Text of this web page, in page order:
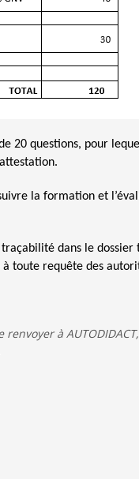
20 questions, pour
la formation et
dans le
toute requête des
à